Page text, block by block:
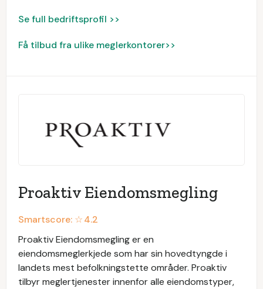
Se full bedriftsprofil >>
Få tilbud fra ulike meglerkontorer>>
Proaktiv Eiendomsmegling
Smartscore: ☆4.2
Proaktiv Eiendomsmegling er en
eiendomsmeglerkjede som har sin hovedtyngde i
landets mest befolkningstette områder. Proaktiv
tilbyr meglertjenester innenfor alle eiendomstyper,